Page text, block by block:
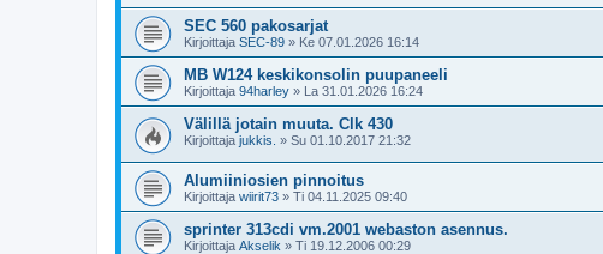
SEC 560 pakosarjat
Kirjoittaja SEC-89 » Ke 07.01.2026 16:14
MB W124 keskikonsolin puupaneeli
Kirjoittaja 94harley » La 31.01.2026 16:24
Välillä jotain muuta. Clk 430
Kirjoittaja jukkis. » Su 01.10.2017 21:32
Alumiiniosien pinnoitus
Kirjoittaja wiirit73 » Ti 04.11.2025 09:40
sprinter 313cdi vm.2001 webaston asennus.
Kirjoittaja Akselik » Ti 19.12.2006 00:29